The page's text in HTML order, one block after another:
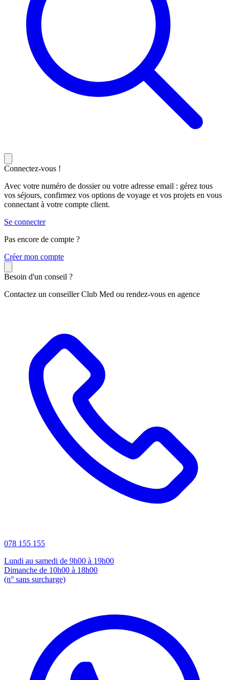
Connectez-vous !
Avec votre numéro de dossier ou votre adresse email : gérez tous
vos séjours, confirmez vos options de voyage et vos projets en vous
connectant à votre compte client.
Se connecter
Pas encore de compte ?
Créer mon compte
Besoin d'un conseil ?
Contactez un conseiller Club Med ou rendez-vous en agence
078 155 155
Lundi au samedi de 9h00 à 19h00
Dimanche de 10h00 à 18h00
(n° sans surcharge)